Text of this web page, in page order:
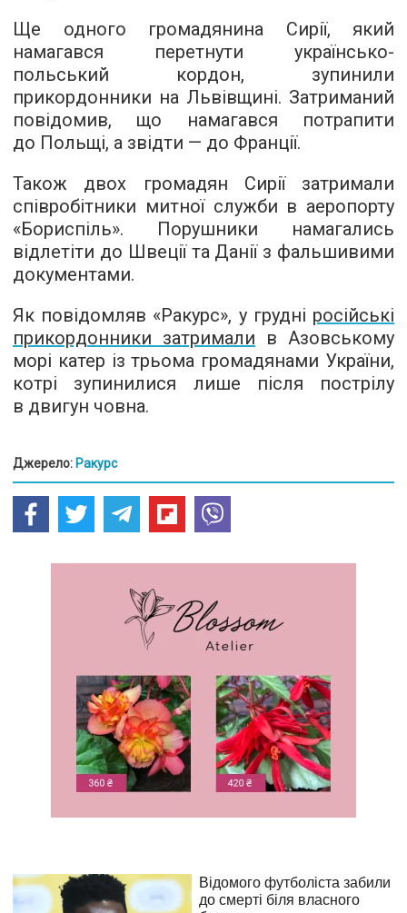
Ще одного громадянина Сирії, який
намагався перетнути українсько-
польський кордон, зупинили
прикордонники на Львівщині. Затриманий
повідомив, що намагався потрапити
до Польщі, а звідти — до Франції.
Також двох громадян Сирії затримали
співробітники митної служби в аеропорту
«Бориспіль». Порушники намагались
відлетіти до Швеції та Данії з фальшивими
документами.
Як повідомляв «Ракурс», у грудні російські
прикордонники затримали в Азовському
морі катер із трьома громадянами України,
котрі зупинилися лише після пострілу
в двигун човна.
Джерело: Ракурс